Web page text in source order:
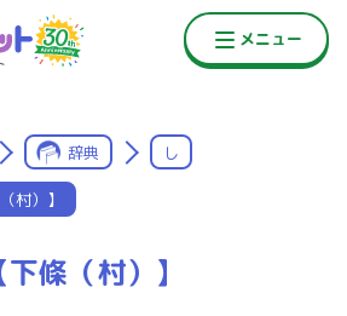
辞典 し
村）】
條（村）】